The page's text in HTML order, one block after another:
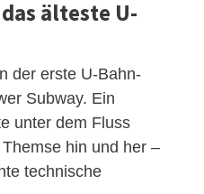
älteste U-
der erste U-Bahn-
Subway. Ein
unter dem Fluss
hin und her –
technische